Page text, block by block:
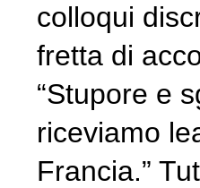
colloqui
fretta di
“Stupore e
riceviamo
Francia.”